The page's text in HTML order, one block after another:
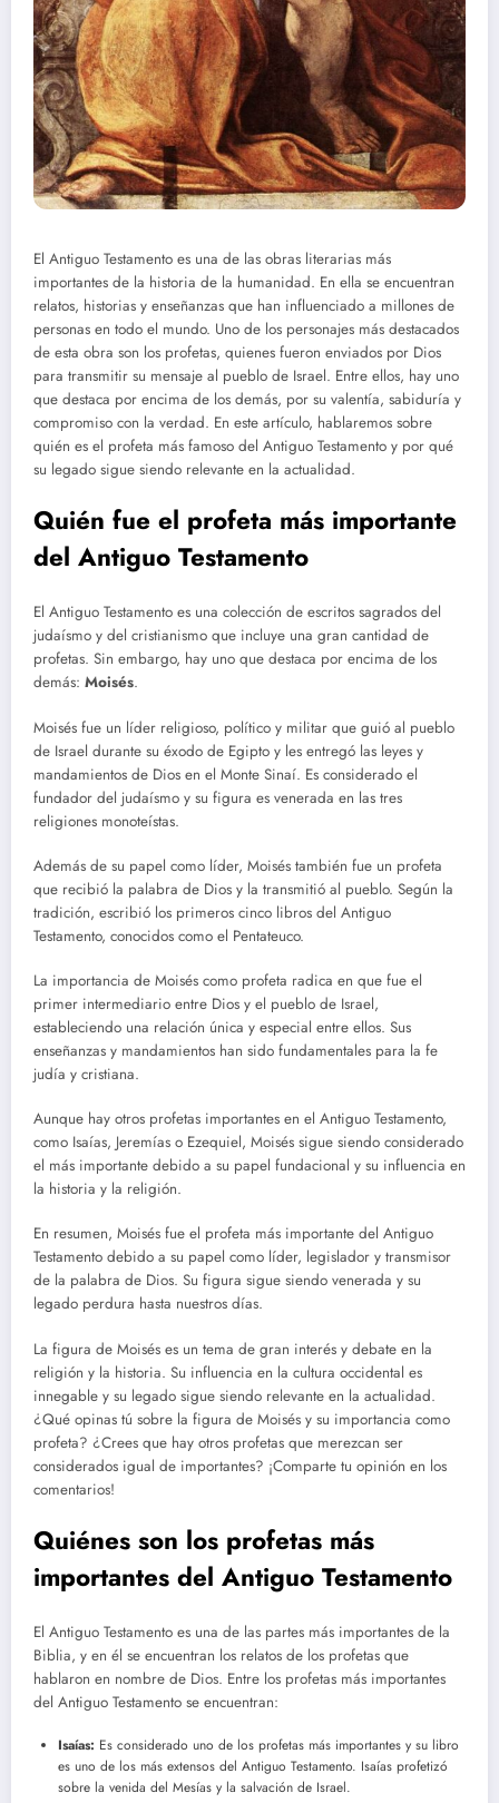
El Antiguo Testamento es una de las obras literarias más
importantes de la historia de la humanidad. En ella se encuentran
relatos, historias y enseñanzas que han influenciado a millones de
personas en todo el mundo. Uno de los personajes más destacados
de esta obra son los profetas, quienes fueron enviados por Dios
para transmitir su mensaje al pueblo de Israel. Entre ellos, hay uno
que destaca por encima de los demás, por su valentía, sabiduría y
compromiso con la verdad. En este artículo, hablaremos sobre
quién es el profeta más famoso del Antiguo Testamento y por qué
su legado sigue siendo relevante en la actualidad.
Quién fue el profeta más importante
del Antiguo Testamento
El Antiguo Testamento es una colección de escritos sagrados del
judaísmo y del cristianismo que incluye una gran cantidad de
profetas. Sin embargo, hay uno que destaca por encima de los
demás: Moisés.
Moisés fue un líder religioso, político y militar que guió al pueblo
de Israel durante su éxodo de Egipto y les entregó las leyes y
mandamientos de Dios en el Monte Sinaí. Es considerado el
fundador del judaísmo y su figura es venerada en las tres
religiones monoteístas.
Además de su papel como líder, Moisés también fue un profeta
que recibió la palabra de Dios y la transmitió al pueblo. Según la
tradición, escribió los primeros cinco libros del Antiguo
Testamento, conocidos como el Pentateuco.
La importancia de Moisés como profeta radica en que fue el
primer intermediario entre Dios y el pueblo de Israel,
estableciendo una relación única y especial entre ellos. Sus
enseñanzas y mandamientos han sido fundamentales para la fe
judía y cristiana.
Aunque hay otros profetas importantes en el Antiguo Testamento,
como Isaías, Jeremías o Ezequiel, Moisés sigue siendo considerado
el más importante debido a su papel fundacional y su influencia en
la historia y la religión.
En resumen, Moisés fue el profeta más importante del Antiguo
Testamento debido a su papel como líder, legislador y transmisor
de la palabra de Dios. Su figura sigue siendo venerada y su
legado perdura hasta nuestros días.
La figura de Moisés es un tema de gran interés y debate en la
religión y la historia. Su influencia en la cultura occidental es
innegable y su legado sigue siendo relevante en la actualidad.
¿Qué opinas tú sobre la figura de Moisés y su importancia como
profeta? ¿Crees que hay otros profetas que merezcan ser
considerados igual de importantes? ¡Comparte tu opinión en los
comentarios!
Quiénes son los profetas más
importantes del Antiguo Testamento
El Antiguo Testamento es una de las partes más importantes de la
Biblia, y en él se encuentran los relatos de los profetas que
hablaron en nombre de Dios. Entre los profetas más importantes
del Antiguo Testamento se encuentran:
Isaías: Es considerado uno de los profetas más importantes y su libro
es uno de los más extensos del Antiguo Testamento. Isaías profetizó
sobre la venida del Mesías y la salvación de Israel.